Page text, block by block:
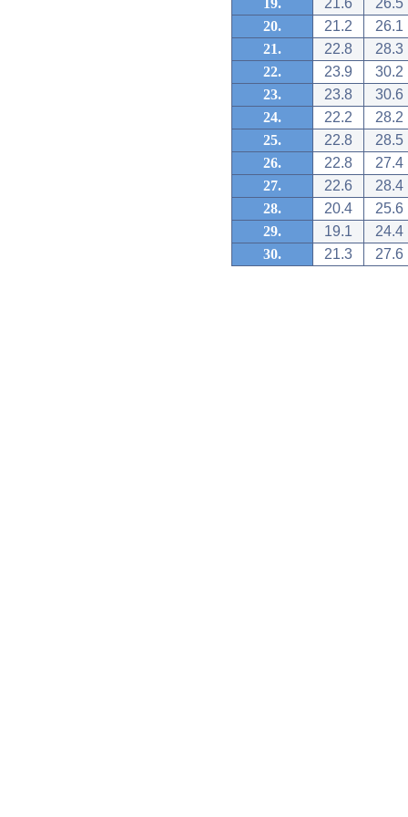
19. 21.6
26.5
20.
21.2
26.1
21.
22.8
28.3
22.
23.9
30.2
23.
23.8
30.6
24.
22.2
28.2
25.
22.8
28.5
26.
22.8
27.4
27.
22.6
28.4
28.
20.4
25.6
29.
19.1
24.4
30.
21.3 27.6